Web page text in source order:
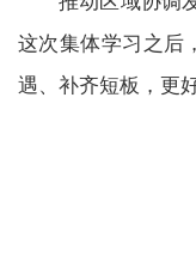
这次集体学习之后
遇、补齐短板，更